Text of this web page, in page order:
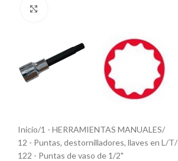
Inicio/1 - HERRAMIENTAS MANUALES/
12 - Puntas, destornilladores, llaves en L/T/
122 - Puntas de vaso de 1/2"